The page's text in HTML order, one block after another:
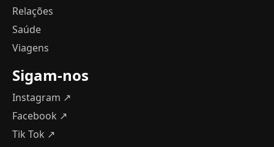
Relações
Saúde
Viagens
Sigam-nos
Instagram ↗
Facebook ↗
Tik Tok ↗